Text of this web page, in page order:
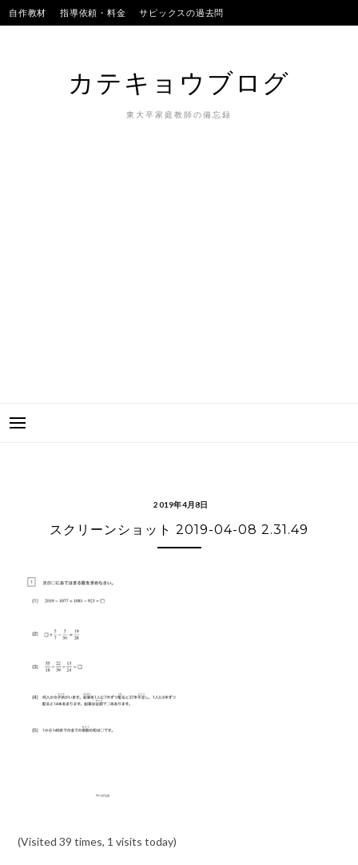
Skip
to
自作教材 指導依頼・料金 サピックスの過去問
カテキョウブログ
東大卒家庭教師の備忘録
2019年4月8日
スクリーンショット 2019-04-08 2.31.49
(Visited 39 times, 1 visits today)